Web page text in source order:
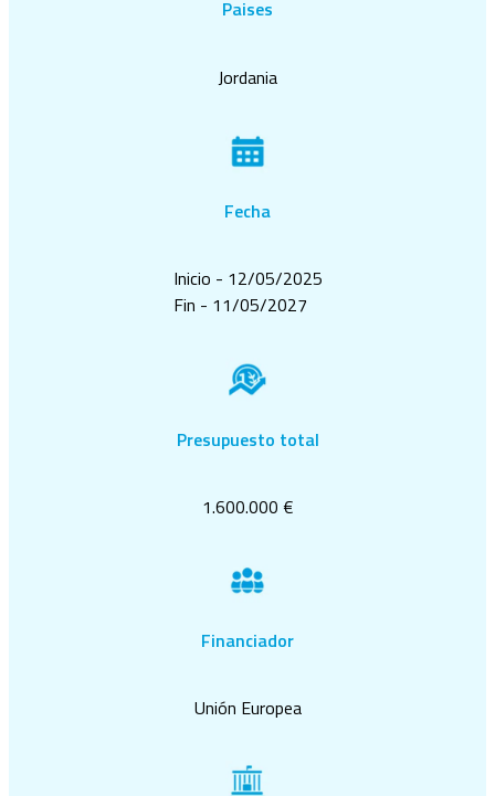
Paises
Jordania
Fecha
Inicio - 12/05/2025
Fin - 11/05/2027
Presupuesto total
1.600.000 €
Financiador
Unión Europea